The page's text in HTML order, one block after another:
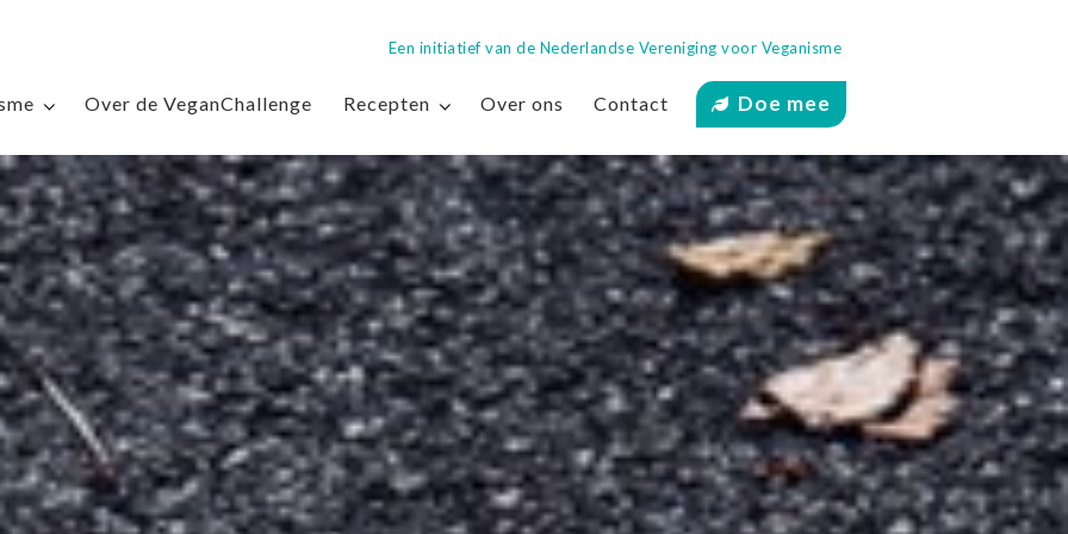
Een initiatief van de Nederlandse Vereniging voor Veganisme
Over de VeganChallenge Recepten Over ons Contact Doe mee